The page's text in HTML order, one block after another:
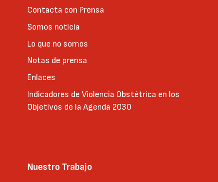
Contacta con Prensa
Somos noticia
Lo que no somos
Notas de prensa
Enlaces
Indicadores de Violencia Obstétrica en los
Objetivos de la Agenda 2030
Nuestro Trabajo